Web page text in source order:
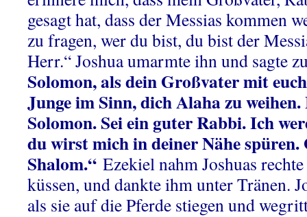
gesagt hat, dass der Messias kommen
zu fragen, wer du bist, du bist der
Herr.“ Joshua umarmte ihn und sagte
Solomon, als dein Großvater mit
Junge im Sinn, dich Alaha zu
Solomon. Sei ein guter Rabbi. Ich
du wirst mich in deiner Nähe
Shalom.“ Ezekiel nahm Joshuas
küssen, und dankte ihm unter Tränen.
als sie auf die Pferde stiegen und